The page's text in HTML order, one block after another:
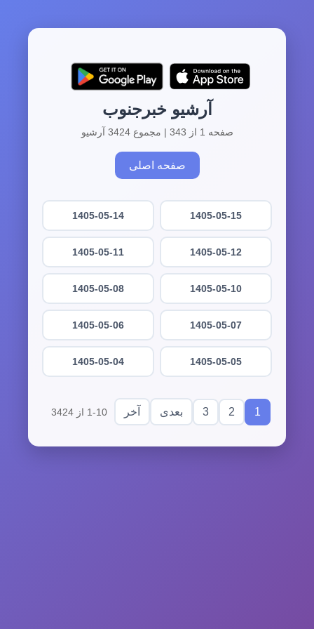
آرشیو خبرجنوب
صفحه 1 از 343 | مجموع 3424 آرشیو
صفحه اصلی
1405-05-15
1405-05-14
1405-05-12
1405-05-11
1405-05-10
1405-05-08
1405-05-07
1405-05-06
1405-05-05
1405-05-04
1
2
3 بعدی آخر 1-10 از 3424